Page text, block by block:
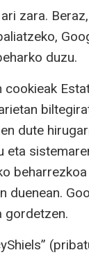
zara.
duzu.
cookieak
dute
eta
duenean.
gordetzen.